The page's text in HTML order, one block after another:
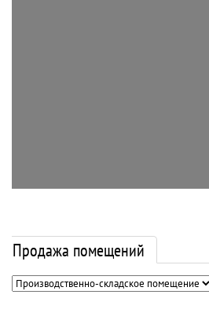
Продажа помещений